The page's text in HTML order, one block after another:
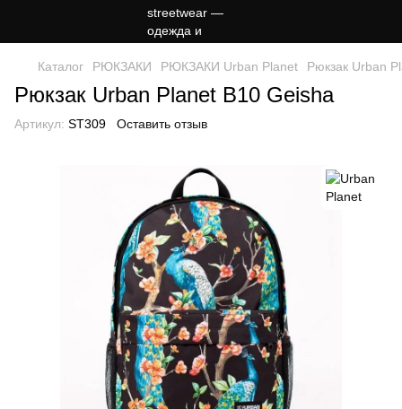
Каталог РЮКЗАКИ РЮКЗАКИ Urban Planet Рюкзак Urban
Рюкзак Urban Planet B10 Geisha
Артикул: ST309 Оставить отзыв